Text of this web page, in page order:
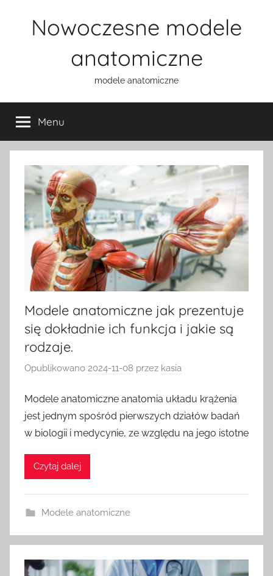
Nowoczesne modele
anatomiczne
modele anatomiczne
Menu
Modele anatomiczne jak prezentuje
się dokładnie ich funkcja i jakie są
rodzaje.
Opublikowano 2024-11-08 przez kasia
Modele anatomiczne anatomia układu krążenia
jest jednym spośród pierwszych działów badań
w biologii i medycynie, ze względu na jego istotne
Czytaj dalej
Modele anatomiczne